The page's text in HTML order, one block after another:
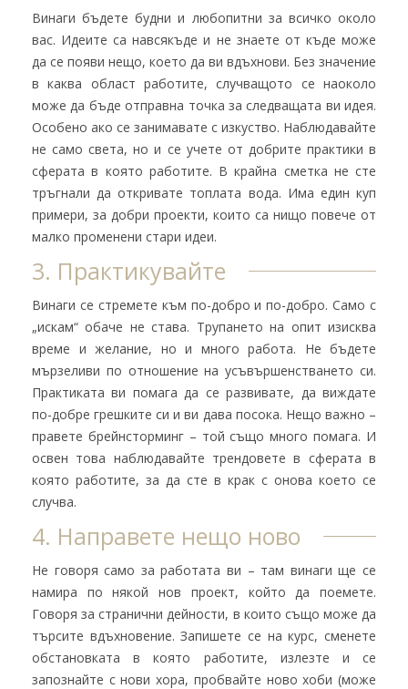
Винаги бъдете будни и любопитни за всичко около
вас. Идеите са навсякъде и не знаете от къде може
да се появи нещо, което да ви вдъхнови. Без значение
в каква област работите, случващото се наоколо
може да бъде отправна точка за следващата ви идея.
Особено ако се занимавате с изкуство. Наблюдавайте
не само света, но и се учете от добрите практики в
сферата в която работите. В крайна сметка не сте
тръгнали да откривате топлата вода. Има един куп
примери, за добри проекти, които са нищо повече от
малко променени стари идеи.
3. Практикувайте
Винаги се стремете към по-добро и по-добро. Само с
„искам“ обаче не става. Трупането на опит изисква
време и желание, но и много работа. Не бъдете
мързеливи по отношение на усъвършенстването си.
Практиката ви помага да се развивате, да виждате
по-добре грешките си и ви дава посока. Нещо важно –
правете брейнсторминг – той също много помага. И
освен това наблюдавайте трендовете в сферата в
която работите, за да сте в крак с онова което се
случва.
4. Направете нещо ново
Не говоря само за работата ви – там винаги ще се
намира по някой нов проект, който да поемете.
Говоря за странични дейности, в които също може да
търсите вдъхновение. Запишете се на курс, сменете
обстановката в която работите, излезте и се
запознайте с нови хора, пробвайте ново хоби (може